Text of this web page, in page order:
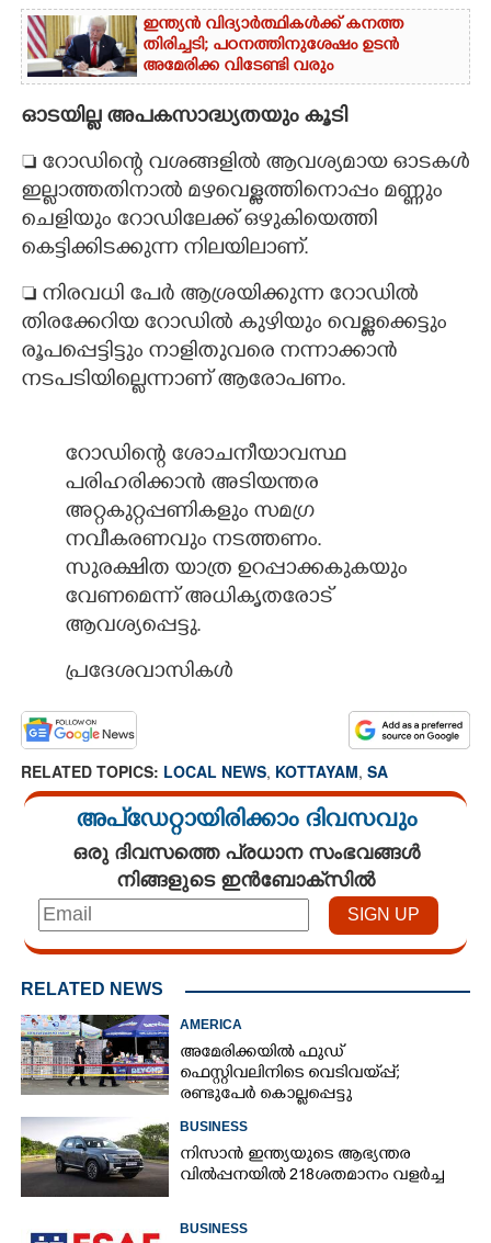
ഇന്ത്യൻ വിദ്യാർത്ഥികൾക്ക് കനത്ത
തിരിച്ചടി; പഠനത്തിനുശേഷം ഉടൻ
അമേരിക്ക വിടേണ്ടി വരും
ഓടയില്ല അപകസാദ്ധ്യതയും കൂടി
 റോഡിന്റെ വശങ്ങളിൽ ആവശ്യമായ ഓടകൾ
ഇല്ലാത്തതിനാൽ മഴവെള്ളത്തിനൊപ്പം മണ്ണും
ചെളിയും റോഡിലേക്ക് ഒഴുകിയെത്തി
കെട്ടിക്കിടക്കുന്ന നിലയിലാണ്.
 നിരവധി പേർ ആശ്രയിക്കുന്ന റോഡിൽ
തിരക്കേറിയ റോഡിൽ കുഴിയും വെള്ളക്കെട്ടും
രൂപപ്പെട്ടിട്ടും നാളിതുവരെ നന്നാക്കാൻ
നടപടിയില്ലെന്നാണ് ആരോപണം.
റോഡിന്റെ ശോചനീയാവസ്ഥ
പരിഹരിക്കാൻ അടിയന്തര
അറ്റകുറ്റപ്പണികളും സമഗ്ര
നവീകരണവും നടത്തണം.
സുരക്ഷിത യാത്ര ഉറപ്പാക്കകുകയും
വേണമെന്ന് അധികൃതരോട്
ആവശ്യപ്പെട്ടു.
പ്രദേശവാസികൾ
RELATED TOPICS: LOCAL NEWS, KOTTAYAM, SA
അപ്ഡേറ്റായിരിക്കാം ദിവസവും
ഒരു ദിവസത്തെ പ്രധാന സംഭവങ്ങൾ
നിങ്ങളുടെ ഇൻബോക്സിൽ
RELATED NEWS
AMERICA
അമേരിക്കയിൽ ഫുഡ്
ഫെസ്റ്റിവലിനിടെ വെടിവയ്‌പ്പ്;
രണ്ടുപേർ കൊല്ലപ്പെട്ടു
BUSINESS
നിസാൻ ഇന്ത്യയുടെ ആഭ്യന്തര
വിൽപ്പനയിൽ 218ശതമാനം വളർച്ച
BUSINESS